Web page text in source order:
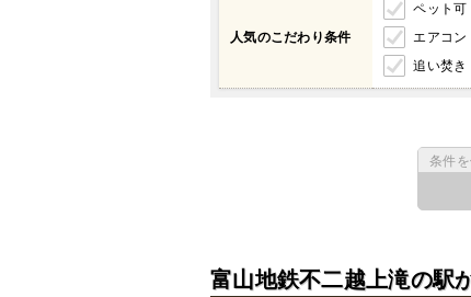
人気のこだわり条件
ペット可
エアコン
追い焚き
条件
富山地鉄不二越上滝の駅